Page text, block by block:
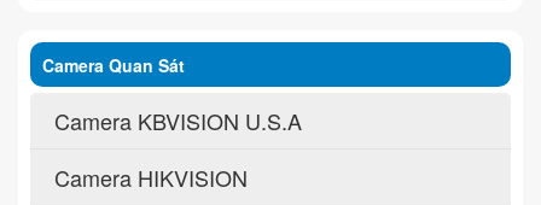
Camera Quan Sát
Camera KBVISION U.S.A
Camera HIKVISION